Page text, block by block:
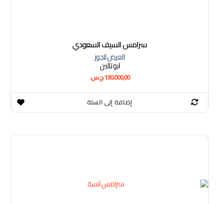
سرامس السيف السعودي
العرض للجوز
ابو تالين
130.000,00ج.س.
إضافة إلى السلة